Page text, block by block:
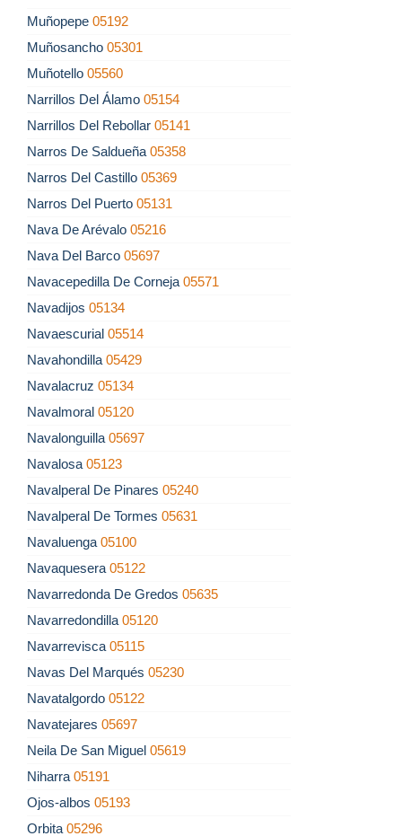
Muñopepe 05192
Muñosancho 05301
Muñotello 05560
Narrillos Del Álamo 05154
Narrillos Del Rebollar 05141
Narros De Saldueña 05358
Narros Del Castillo 05369
Narros Del Puerto 05131
Nava De Arévalo 05216
Nava Del Barco 05697
Navacepedilla De Corneja 05571
Navadijos 05134
Navaescurial 05514
Navahondilla 05429
Navalacruz 05134
Navalmoral 05120
Navalonguilla 05697
Navalosa 05123
Navalperal De Pinares 05240
Navalperal De Tormes 05631
Navaluenga 05100
Navaquesera 05122
Navarredonda De Gredos 05635
Navarredondilla 05120
Navarrevisca 05115
Navas Del Marqués 05230
Navatalgordo 05122
Navatejares 05697
Neila De San Miguel 05619
Niharra 05191
Ojos-albos 05193
Orbita 05296